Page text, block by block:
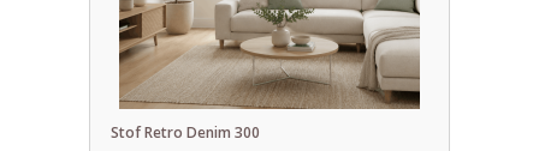
Stof Retro Denim 300